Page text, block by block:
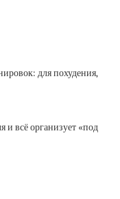
для похудения,
всё организует «под